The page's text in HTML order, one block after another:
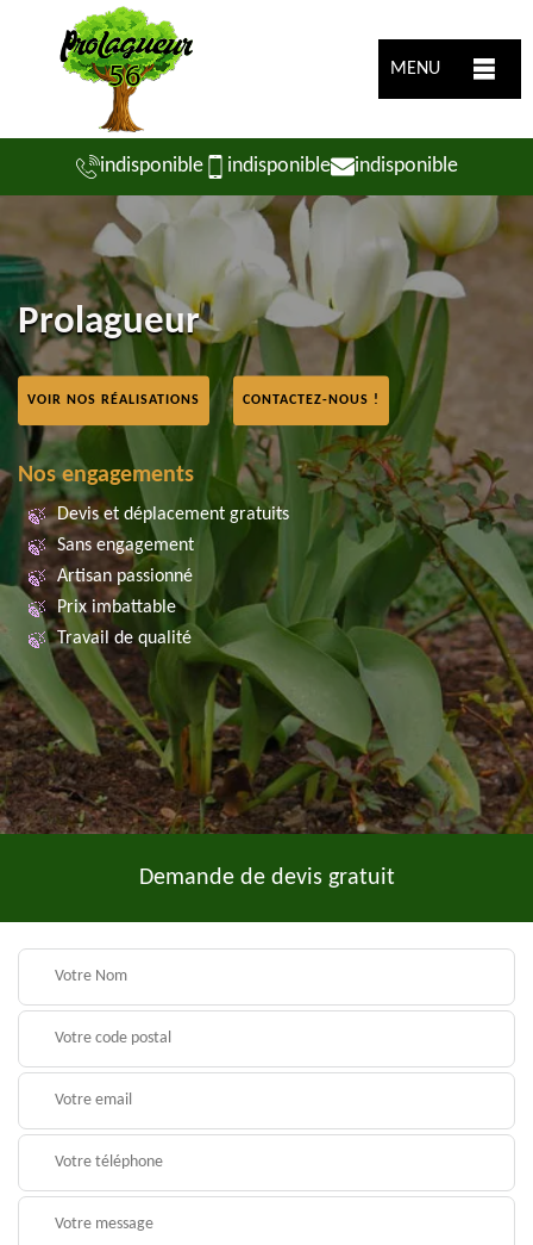
MENU
indisponible indisponible indisponible
Prolagueur
VOIR NOS RÉALISATIONS CONTACTEZ-NOUS !
Nos engagements
Devis et déplacement gratuits
Sans engagement
Artisan passionné
Prix imbattable
Travail de qualité
Demande de devis gratuit